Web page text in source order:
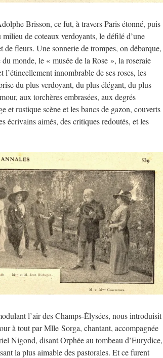
Brisson, ce fut, à travers Paris étonné, puis
de coteaux verdoyants, le défilé d’une
fleurs. Une sonnerie de trompes, on débarque,
monde, le « musée de la Rose », la roseraie
l’étincellement innombrable de ses roses, les
du plus verdoyant, du plus élégant, du plus
aux torchères embrasées, aux degrés
et rustique scène et les bancs de gazon, couverts
écrivains aimés, des critiques redoutés, et les
l’air des Champs-Élysées, nous introduisit
à tout par Mlle Sorga, chantant, accompagnée
Nigond, disant Orphée au tombeau d’Eurydice,
la plus aimable des pastorales. Et ce furent